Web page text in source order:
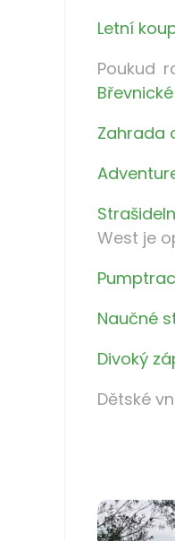
Letní
Poukud
Zahrada
West je
Naučné
Divoký
Dětské